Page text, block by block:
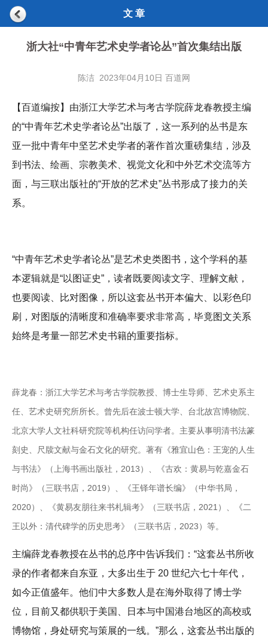
文 章
浙大社“中青年艺术史学者论丛”首次集结出版
陈洁 2023年04月10日 百道网
【百道编按】由浙江大学艺术与考古学院薛龙春教授主编
的“中青年艺术史学者论丛”出版了，这一系列的丛书是东
亚一批中青年中坚艺术史学者的著作首次重磅集结，涉及
到书法、绘画、宗教美术、视觉文化和中外艺术交流等方
面，与三联出版社的“开放的艺术史”丛书形成了接力的关
系。
“中青年艺术史学者论丛”是艺术史类图书，这个学科的基
本逻辑就是“以图证史”，读者既要阅读文字、理解文献，
也要阅读、比对图像，所以这套丛书开本偏大、以彩色印
刷，对图版的清晰度和准确率要求非常高，毕竟图文关系
始终是考量一部艺术史书籍的重要指标。
薛龙春：浙江大学艺术与考古学院教授、博士生导师、艺术史系主
任、艺术史研究所所长。曾先后在波士顿大学、台北故宫博物院、
北京大学人文社科研究院等机构任访问学者。主要从事明清书法篆
刻史、尺牍文献与金石文化的研究。著有《雅宜山色：王宠的人生
与书法》（上海书画出版社，2013）、《古欢：黄易与乾嘉金石
时尚》（三联书店，2019）、《王铎年谱长编》（中华书局，
2020）、《黄易友朋往来书札辑考》（三联书店，2021）、《二
王以外：清代碑学的历史思考》（三联书店，2023）等。
主编薛龙春教授在丛书的总序中告诉我们：“这套丛书所收
录的作者都来自东亚，大多出生于 20 世纪六七十年代，
如今正值盛年。他们中大多数人是在海外取得了博士学
位，目前又都供职于美国、日本与中国港台地区的高校或
博物馆，身处研究与策展的一线。”那么，这套丛书出版的